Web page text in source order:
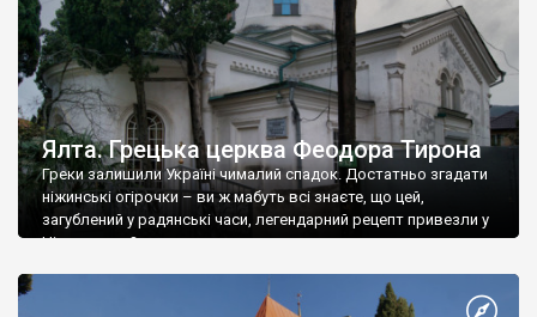
Ялта. Грецька церква Феодора Тирона
Греки залишили Україні чималий спадок. Достатньо згадати
ніжинські огірочки – ви ж мабуть всі знаєте, що цей,
загублений у радянські часи, легендарний рецепт привезли у
Ніжин греки?